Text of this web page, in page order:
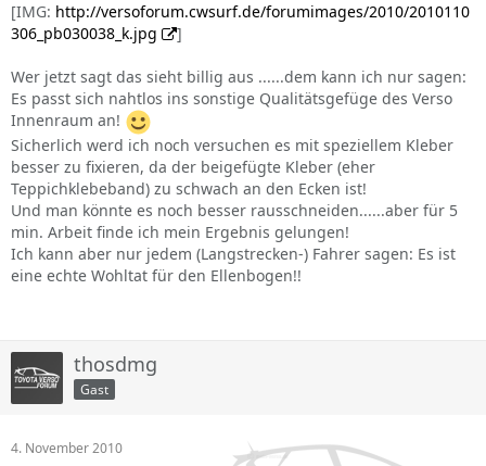
[IMG: http://versoforum.cwsurf.de/forumimages/2010/2010110
306_pb030038_k.jpg
]
Wer jetzt sagt das sieht billig aus ......dem kann ich nur sagen:
Es passt sich nahtlos ins sonstige Qualitätsgefüge des Verso
Innenraum an!
Sicherlich werd ich noch versuchen es mit speziellem Kleber
besser zu fixieren, da der beigefügte Kleber (eher
Teppichklebeband) zu schwach an den Ecken ist!
Und man könnte es noch besser rausschneiden......aber für 5
min. Arbeit finde ich mein Ergebnis gelungen!
Ich kann aber nur jedem (Langstrecken-) Fahrer sagen: Es ist
eine echte Wohltat für den Ellenbogen!!
thosdmg
Gast
4. November 2010